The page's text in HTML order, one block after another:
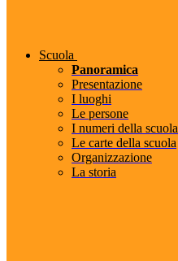
Scuola
Panoramica
Presentazione
I luoghi
Le persone
I numeri della scuola
Le carte della scuola
Organizzazione
La storia